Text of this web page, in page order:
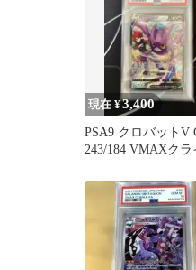
現在 ¥3,400
PSA9 クロバットV
243/184 VMAXクラ